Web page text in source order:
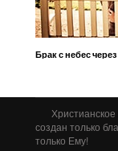
Брак с небес
создан только
только Ему!